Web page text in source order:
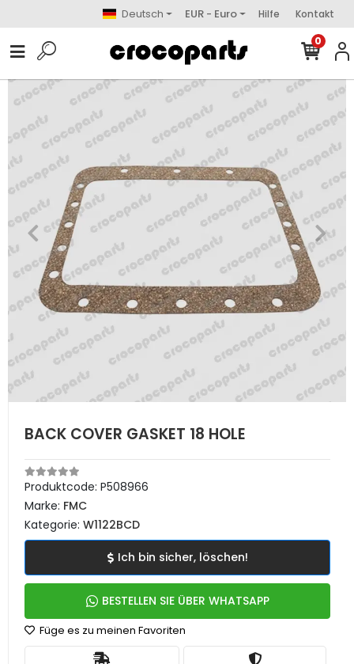
Deutsch EUR - Euro Hilfe Kontakt
0
BACK COVER GASKET 18 HOLE
Produktcode: P508966
Marke: FMC
Kategorie: W1122BCD
Ich bin sicher, löschen!
BESTELLEN SIE ÜBER WHATSAPP
Füge es zu meinen Favoriten